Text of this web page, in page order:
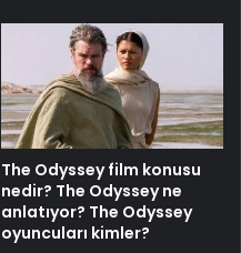
The Odyssey film konusu
nedir? The Odyssey ne
anlatıyor? The Odyssey
oyuncuları kimler?